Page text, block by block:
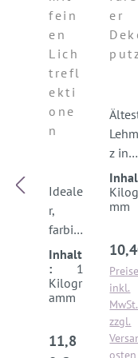
tz
O
fein
en
Lich
trefl
ekti
one
n
Ideale
r,
farbig
er
Lehmf
einput
z für
&
Inhalt
:
1
Kilogr
amm
Regulärer
11,8
H
er
z in
e
seit
durch
iges
mm
Preise
inkl.
MwSt.
zzgl.
osten